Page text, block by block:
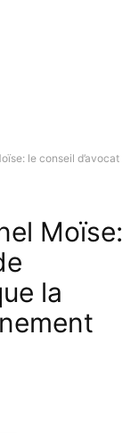
le conseil d’avocat
Moïse:
la